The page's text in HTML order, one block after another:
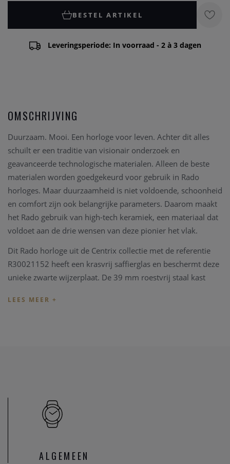
BESTEL ARTIKEL
Leveringsperiode: In voorraad - 2 à 3 dagen
OMSCHRIJVING
Duurzaam. Mooi. Een horloge voor leven. Achter dit alles
schuilt er een traditie van visionair onderzoek en
geavanceerde technologische materialen. Alleen de beste
materialen worden goedgekeurd voor gebruik in Rado
horloges. Maar duurzaamheid is niet voldoende, schoonheid
en comfort zijn ook belangrijke parameters. Daarom maakt
het Rado gebruik van high-tech keramiek, een materiaal dat
voldoet aan de drie wensen van deze pionier het vlak.
Dit Rado horloge uit de Centrix collectie met de referentie
R30021152 heeft een krasvrij saffierglas en beschermt deze
unieke zwarte wijzerplaat. De 39 mm roestvrij staal kast
armband.
Opmerking:ook dit RADO horloge heeft op periodieke
momenten een
van het technisch instrument te kunnen garanderen. Onze
uw RADO horloge graag onderhouden volgens de regels van
ALGEMEEN